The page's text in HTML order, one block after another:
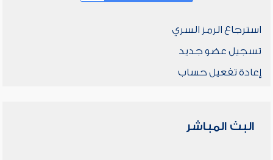
استرجاع الرمز السري
تسجيل عضو جديد
إعادة تفعيل حساب
البث المباشر